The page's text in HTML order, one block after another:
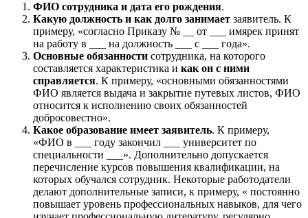
ФИО сотрудника и дата его рождения.
Какую должность и как долго занимает заявитель. К
примеру, «согласно Приказу № __ от ___ имярек принят
на работу в ___ на должность ___ с ___ года».
Основные обязанности сотрудника, на которого
составляется характеристика и как он с ними
справляется. К примеру, «основными обязанностями
ФИО является выдача и закрытие путевых листов, ФИО
относится к исполнению своих обязанностей
добросовестно».
Какое образование имеет заявитель. К примеру,
«ФИО в ___ году закончил ___ университет по
специальности ___». Дополнительно допускается
перечисление курсов повышения квалификации, на
которых обучался сотрудник. Некоторые работодатели
делают дополнительные записи, к примеру, « постоянно
повышает уровень профессиональных навыков, для чего